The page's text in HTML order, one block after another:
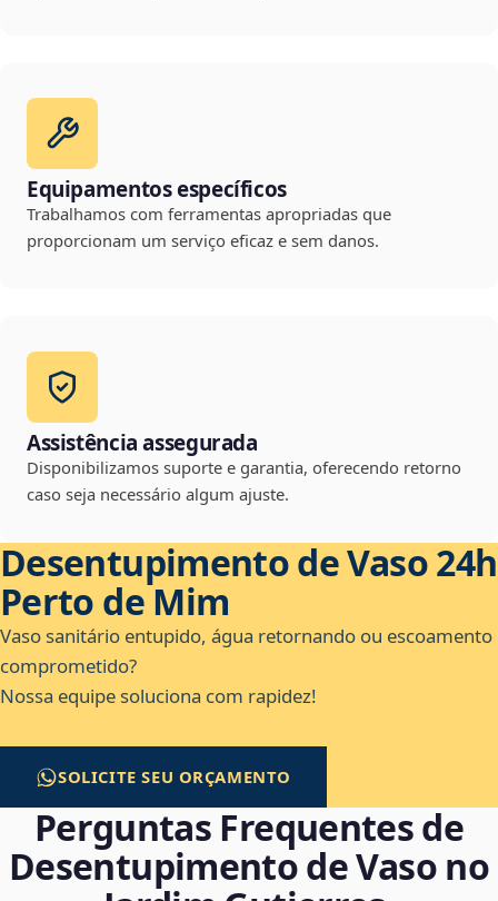
Equipamentos específicos
Trabalhamos com ferramentas apropriadas que
proporcionam um serviço eficaz e sem danos.
Assistência assegurada
Disponibilizamos suporte e garantia, oferecendo retorno
caso seja necessário algum ajuste.
Desentupimento de Vaso 24h
Perto de Mim
Vaso sanitário entupido, água retornando ou escoamento
comprometido?
Nossa equipe soluciona com rapidez!
SOLICITE SEU ORÇAMENTO
Perguntas Frequentes de
Desentupimento de Vaso no